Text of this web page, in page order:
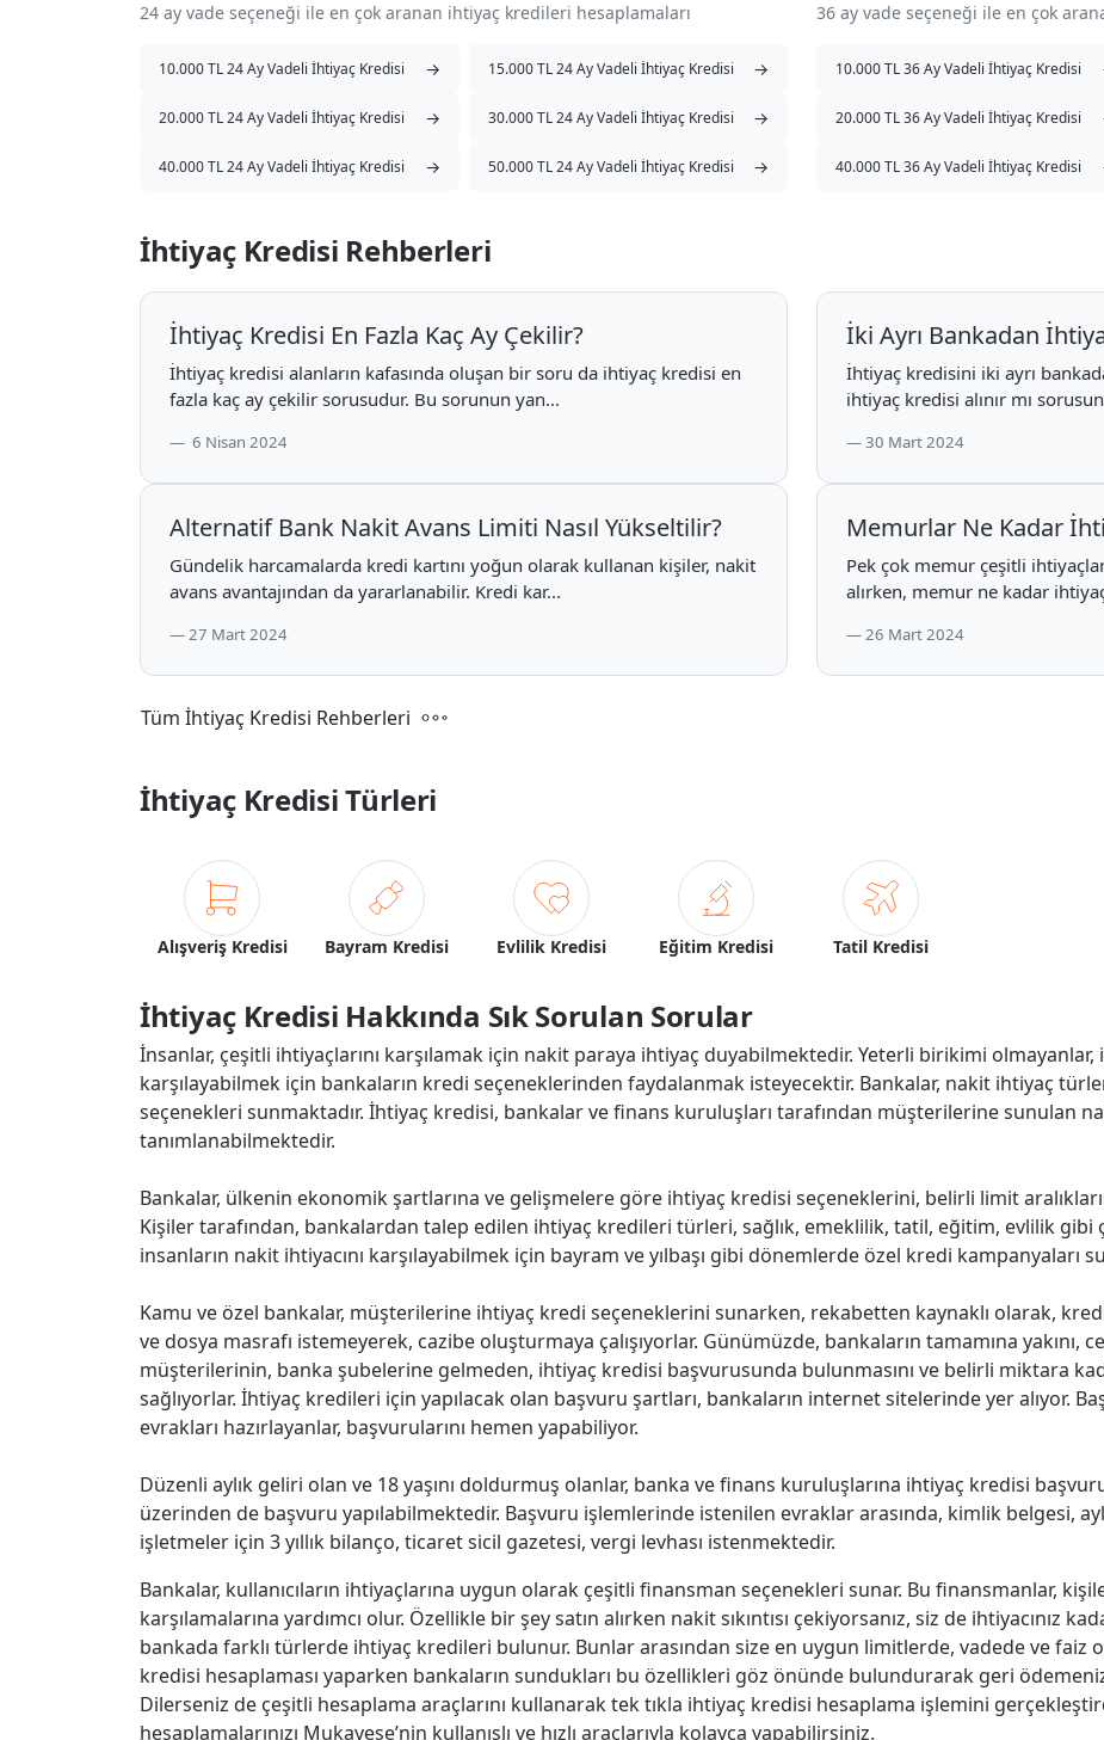
24 ay vade seçeneği ile en çok aranan ihtiyaç kredileri hesaplamaları
10.000 TL 24 Ay Vadeli İhtiyaç Kredisi → 15.000 TL 24 Ay Vadeli İhtiyaç Kredisi →
20.000 TL 24 Ay Vadeli İhtiyaç Kredisi → 30.000 TL 24 Ay Vadeli İhtiyaç Kredisi →
40.000 TL 24 Ay Vadeli İhtiyaç Kredisi → 50.000 TL 24 Ay Vadeli İhtiyaç Kredisi →
36 ay vade seçeneği ile en çok
10.000 TL 36 Ay Vadeli İhtiyaç Kredisi
20.000 TL 36 Ay Vadeli İhtiyaç Kredisi
40.000 TL 36 Ay Vadeli İhtiyaç Kredisi
İhtiyaç Kredisi Rehberleri
İhtiyaç Kredisi En Fazla Kaç Ay Çekilir?
İhtiyaç kredisi alanların kafasında oluşan bir soru da ihtiyaç kredisi en
fazla kaç ay çekilir sorusudur. Bu sorunun yan...
6 Nisan 2024
İki Ayrı Bankadan
İhtiyaç kredisini iki ayrı
ihtiyaç kredisi alınır mı
30 Mart 2024
Alternatif Bank Nakit Avans Limiti Nasıl Yükseltilir?
Gündelik harcamalarda kredi kartını yoğun olarak kullanan kişiler, nakit
avans avantajından da yararlanabilir. Kredi kar...
27 Mart 2024
Memurlar Ne Kadar
Pek çok memur çeşitli
alırken, memur ne kadar
26 Mart 2024
Tüm İhtiyaç Kredisi Rehberleri
İhtiyaç Kredisi Türleri
Alışveriş Kredisi Bayram Kredisi Evlilik Kredisi Eğitim Kredisi Tatil Kredisi
İhtiyaç Kredisi Hakkında Sık Sorulan Sorular
İnsanlar, çeşitli ihtiyaçlarını karşılamak için nakit paraya ihtiyaç duyabilmektedir. Yeterli birikimi
karşılayabilmek için bankaların kredi seçeneklerinden faydalanmak isteyecektir. Bankalar, nakit ihtiyaç
seçenekleri sunmaktadır. İhtiyaç kredisi, bankalar ve finans kuruluşları tarafından müşterilerine sunulan
tanımlanabilmektedir.
Bankalar, ülkenin ekonomik şartlarına ve gelişmelere göre ihtiyaç kredisi seçeneklerini, belirli limit
Kişiler tarafından, bankalardan talep edilen ihtiyaç kredileri türleri, sağlık, emeklilik, tatil, eğitim, evlilik gibi
insanların nakit ihtiyacını karşılayabilmek için bayram ve yılbaşı gibi dönemlerde özel kredi kampanyaları
Kamu ve özel bankalar, müşterilerine ihtiyaç kredi seçeneklerini sunarken, rekabetten kaynaklı olarak,
ve dosya masrafı istemeyerek, cazibe oluşturmaya çalışıyorlar. Günümüzde, bankaların tamamına yakını,
müşterilerinin, banka şubelerine gelmeden, ihtiyaç kredisi başvurusunda bulunmasını ve belirli miktara
sağlıyorlar. İhtiyaç kredileri için yapılacak olan başvuru şartları, bankaların internet sitelerinde yer alıyor.
evrakları hazırlayanlar, başvurularını hemen yapabiliyor.
Düzenli aylık geliri olan ve 18 yaşını doldurmuş olanlar, banka ve finans kuruluşlarına ihtiyaç kredisi
üzerinden de başvuru yapılabilmektedir. Başvuru işlemlerinde istenilen evraklar arasında, kimlik belgesi,
işletmeler için 3 yıllık bilanço, ticaret sicil gazetesi, vergi levhası istenmektedir.
Bankalar, kullanıcıların ihtiyaçlarına uygun olarak çeşitli finansman seçenekleri sunar. Bu finansmanlar,
karşılamalarına yardımcı olur. Özellikle bir şey satın alırken nakit sıkıntısı çekiyorsanız, siz de ihtiyacınız
bankada farklı türlerde ihtiyaç kredileri bulunur. Bunlar arasından size en uygun limitlerde, vadede ve faiz
kredisi hesaplaması yaparken bankaların sundukları bu özellikleri göz önünde bulundurarak geri
Dilerseniz de çeşitli hesaplama araçlarını kullanarak tek tıkla ihtiyaç kredisi hesaplama işlemini
hesaplamalarınızı Mukayese’nin kullanışlı ve hızlı araçlarıyla kolayca yapabilirsiniz.